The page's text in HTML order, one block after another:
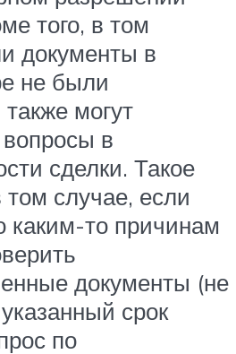
того, в том
документы в
не были
могут
вопросы в
сделки. Такое
случае, если
каким-то причинам
документы (не
срок
по